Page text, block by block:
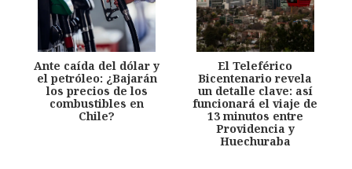
Ante caída del dólar y
el petróleo: ¿Bajarán
los precios de los
combustibles en
Chile?
El Teleférico
Bicentenario revela
un detalle clave: así
funcionará el viaje de
13 minutos entre
Providencia y
Huechuraba